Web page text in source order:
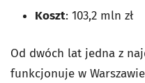
Koszt: 103,2 mln zł
Od dwóch lat jedna z
funkcjonuje w